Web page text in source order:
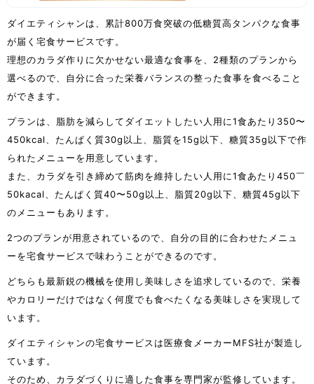
ダイエティシャンは、累計800万食突破の低糖質高タンパクな食事
が届く宅食サービスです。
理想のカラダ作りに欠かせない最適な食事を、2種類のプランから
選べるので、自分に合った栄養バランスの整った食事を食べること
ができます。
プランは、脂肪を減らしてダイエットしたい人用に1食あたり350〜
450kcal、たんぱく質30g以上、脂質を15g以下、糖質35g以下で作
られたメニューを用意しています。
また、カラダを引き締めて筋肉を維持したい人用に1食あたり450￣
50kacal、たんぱく質40〜50g以上、脂質20g以下、糖質45g以下
のメニューもあります。
2つのプランが用意されているので、自分の目的に合わせたメニュ
ーを宅食サービスで味わうことができるのです。
どちらも最新鋭の機械を使用し美味しさを追求しているので、栄養
やカロリーだけではなく何度でも食べたくなる美味しさを実現して
います。
ダイエティシャンの宅食サービスは医療食メーカーMFS社が製造し
ています。
そのため、カラダづくりに適した食事を専門家が監修しています。